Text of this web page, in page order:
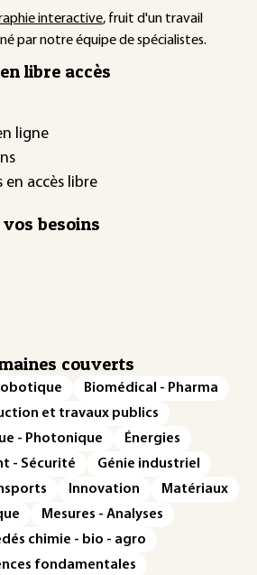
interactive, fruit d'un travail
par notre équipe de spécialistes.
libre accès
ligne
en accès libre
besoins
couverts
Biomédical - Pharma
et travaux publics
- Photonique
Énergies
- Sécurité
Génie industriel
Innovation
Matériaux
Mesures - Analyses
chimie - bio - agro
fondamentales